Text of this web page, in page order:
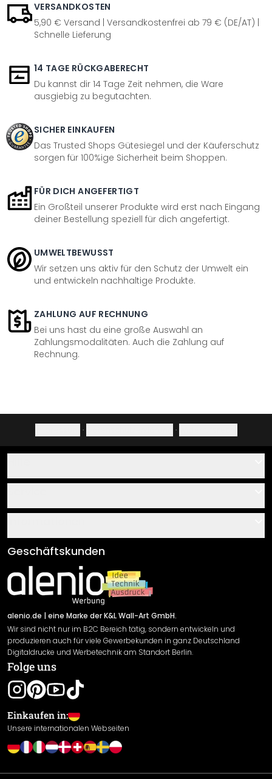
VERSANDKOSTEN
5,90 € Versand | Versandkostenfrei ab 79 € (DE/AT) |
Schnelle Lieferung
14 TAGE RÜCKGABERECHT
Du kannst dir 14 Tage Zeit nehmen, die Ware
ausgiebig zu begutachten.
SICHER EINKAUFEN
Das Trusted Shops Gütesiegel und der Käuferschutz
sorgen für 100%ige Sicherheit beim Shoppen.
FÜR DICH ANGEFERTIGT
Ein Großteil unserer Produkte wird erst nach Eingang
deiner Bestellung speziell für dich angefertigt.
UMWELTBEWUSST
Wir setzen uns aktiv für den Schutz der Umwelt ein
und entwickeln nachhaltige Produkte.
ZAHLUNG AUF RECHNUNG
Bei uns hast du eine große Auswahl an
Zahlungsmodalitäten. Auch die Zahlung auf
Rechnung.
· ·
Über uns
Klebe- und Montageanleitungen
Newsletter An-/Abmeldung
Sendungsverfolgung
AGB
Impressum
Versand & Zahlung
Rücksendung
Widerrufsrecht
Datenschutzerklärung
Gewährleistung
Leistungserklärung / CE-Zeichen
Cookie Einstellungen
Geschäftskunden
alenio.de | eine Marke der K&L Wall-Art GmbH.
Wir sind nicht nur im B2C Bereich tätig, sondern entwickeln und
produzieren auch für viele Gewerbekunden in ganz Deutschland
Digitaldrucke und Werbetechnik am Standort Berlin.
Folge uns
Einkaufen in:
Unsere internationalen Webseiten